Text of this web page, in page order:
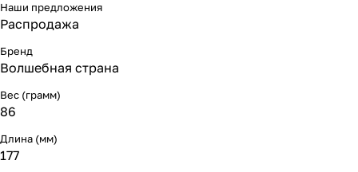
Наши предложения
Распродажа
Бренд
Волшебная страна
Вес (грамм)
86
Длина (мм)
177